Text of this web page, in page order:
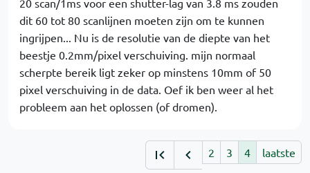
20 scan/1ms voor een shutter-lag van 3.8 ms zouden
dit 60 tot 80 scanlijnen moeten zijn om te kunnen
ingrijpen... Nu is de resolutie van de diepte van het
beestje 0.2mm/pixel verschuiving. mijn normaal
scherpte bereik ligt zeker op minstens 10mm of 50
pixel verschuiving in de data. Oef ik ben weer al het
probleem aan het oplossen (of dromen).
2 3 4 laatste